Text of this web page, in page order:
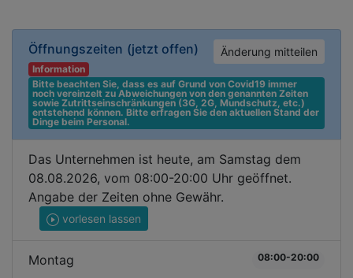
Öffnungszeiten (jetzt offen) Änderung mitteilen
Information
Bitte beachten Sie, dass es auf Grund von Covid19 immer
noch vereinzelt zu Abweichungen von den genannten Zeiten
sowie Zutrittseinschränkungen (3G, 2G, Mundschutz, etc.)
entstehend können. Bitte erfragen Sie den aktuellen Stand der
Dinge beim Personal.
Das Unternehmen ist heute, am Samstag dem
08.08.2026, vom 08:00-20:00 Uhr geöffnet.
Angabe der Zeiten ohne Gewähr.
vorlesen lassen
Montag 08:00-20:00